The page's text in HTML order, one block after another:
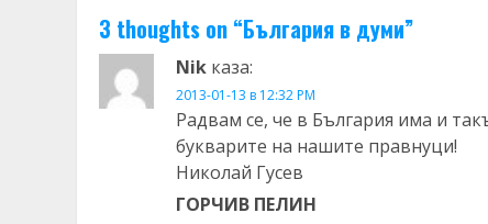
3 thoughts on “България в думи”
Nik каза:
2013-01-13 в 12:32 PM
Радвам се, че в България има и
букварите на нашите правнуци!
Николай Гусев
ГОРЧИВ ПЕЛИН